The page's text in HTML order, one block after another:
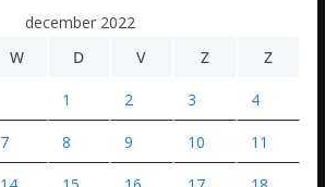
december 2022
W D V Z Z
1 2 3 4
7 8 9 10 11